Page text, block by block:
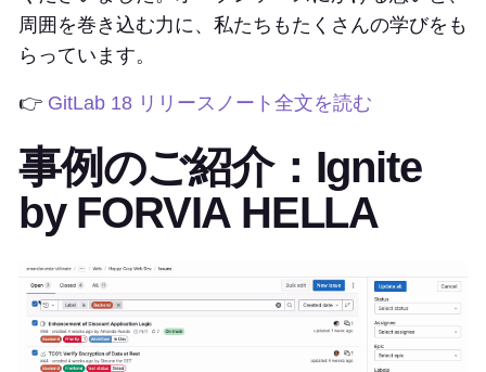
周囲を巻き込む力に、私たちもたくさんの学びをも
らっています。
👉 GitLab 18 リリースノート全文を読む
事例のご紹介：Ignite
by FORVIA HELLA